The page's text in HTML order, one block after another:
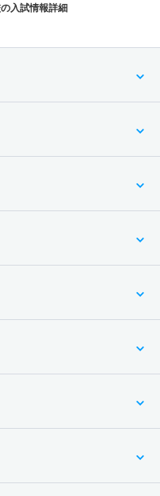
入試情報詳細